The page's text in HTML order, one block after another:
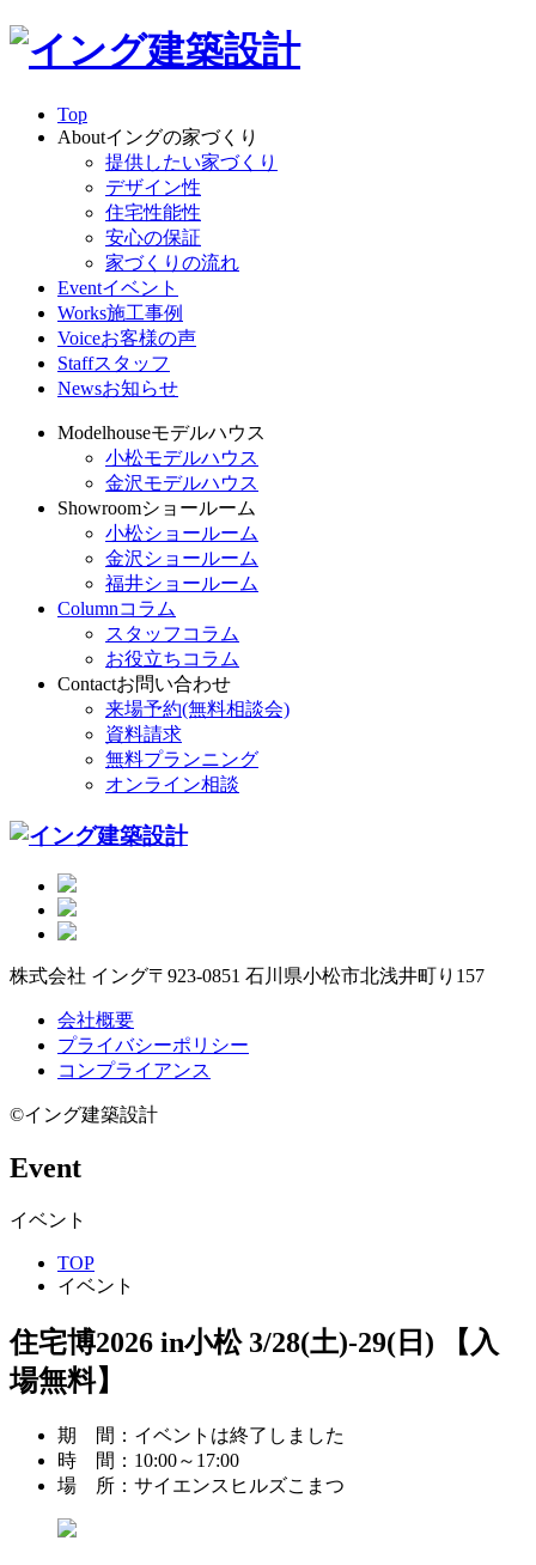
Top
Aboutイングの家づくり
提供したい家づくり
デザイン性
住宅性能性
安心の保証
家づくりの流れ
Eventイベント
Works施工事例
Voiceお客様の声
Staffスタッフ
Newsお知らせ
Modelhouseモデルハウス
小松モデルハウス
金沢モデルハウス
Showroomショールーム
小松ショールーム
金沢ショールーム
福井ショールーム
Columnコラム
スタッフコラム
お役立ちコラム
Contactお問い合わせ
来場予約(無料相談会)
資料請求
無料プランニング
オンライン相談
株式会社 イング〒923-0851 石川県小松市北浅井町り157
会社概要
プライバシーポリシー
コンプライアンス
©イング建築設計
Event
イベント
TOP
イベント
住宅博2026 in小松 3/28(土)-29(日) 【入
場無料】
期 間： イベントは終了しました
時 間： 10:00～17:00
場 所： サイエンスヒルズこまつ